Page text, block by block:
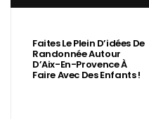
Faites Le Plein D’idées De
Randonnée Autour
D’Aix-En-Provence À
Faire Avec Des Enfants !